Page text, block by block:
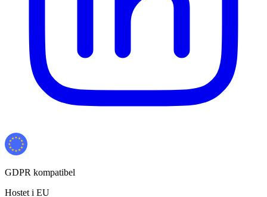
GDPR kompatibel
Hostet i EU